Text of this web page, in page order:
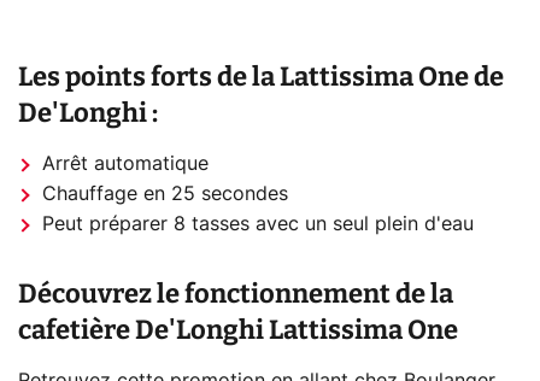
Les points forts de la Lattissima One de
De'Longhi :
Arrêt automatique
Chauffage en 25 secondes
Peut préparer 8 tasses avec un seul plein d'eau
Découvrez le fonctionnement de la
cafetière De'Longhi Lattissima One